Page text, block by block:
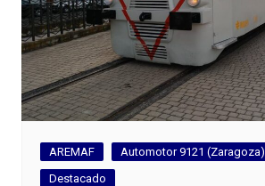
AREMAF
Automotor 9121 (Zaragoza)
Destacado